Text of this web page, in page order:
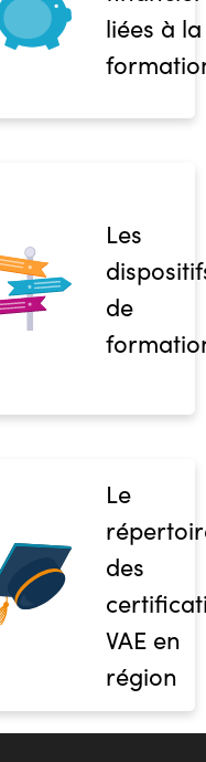
liées à la
Les
de
Le
des
VAE en
région